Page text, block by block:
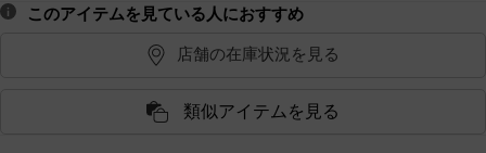
このアイテムを見ている人におすすめ
店舗の在庫状況を見る
類似アイテムを見る